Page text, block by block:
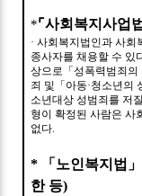
*⌜사회복지사업법
·사회복지법인과 사회
종사자를 채용할 수 있
상으로 「성폭력범죄의
죄 및 「아동·청소년의
소년대상 성범죄를 저
형이 확정된 사람은 사
없다.
* 「 노인복지법 」
한 등)